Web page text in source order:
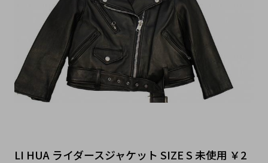
LI HUA ライダースジャケット SIZE S 未使用 ￥2